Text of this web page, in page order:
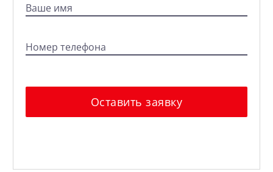
Ваше имя
Номер телефона
Оставить заявку